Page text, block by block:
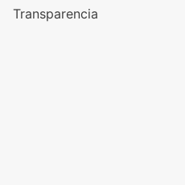
Transparencia